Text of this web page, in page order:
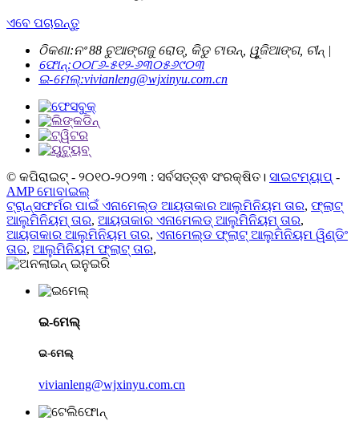
ଏବେ ପଚାରନ୍ତୁ
ଠିକଣା:ନଂ 88 ଚୁଆଙ୍ଗଜୁ ରୋଡ୍, କିଡୁ ଟାଉନ୍, ୱୁଜିଆଙ୍ଗ, ଚୀନ୍ |
ଫୋନ୍:୦୦୮୬-୫୧୨-୬୩୦୫୬୯୦୩
ଇ-ମେଲ୍:vivianleng@wjxinyu.com.cn
© କପିରାଇଟ୍ - ୨୦୧୦-୨୦୨୩ : ସର୍ବସତ୍ତ୍ଵ ସଂରକ୍ଷିତ। ସାଇଟମ୍ୟାପ୍ -
AMP ମୋବାଇଲ୍
ଟ୍ରାନ୍ସଫର୍ମର ପାଇଁ ଏନାମେଲ୍ଡ ଆୟତାକାର ଆଲୁମିନିୟମ ତାର, ଫ୍ଲାଟ୍
ଆଲୁମିନିୟମ୍ ତାର, ଆୟତାକାର ଏନାମେଲଡ୍ ଆଲୁମିନିୟମ୍ ତାର,
ଆୟତାକାର ଆଲୁମିନିୟମ ତାର, ଏନାମେଲ୍ଡ ଫ୍ଲାଟ୍ ଆଲୁମିନିୟମ ୱିଣ୍ଡିଂ
ତାର, ଆଲୁମିନିୟମ ଫ୍ଲାଟ୍ ତାର,
ଇ-ମେଲ୍
ଇ-ମେଲ୍
vivianleng@wjxinyu.com.cn